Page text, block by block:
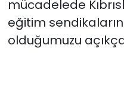
mücadelede
eğitim
olduğumuzu